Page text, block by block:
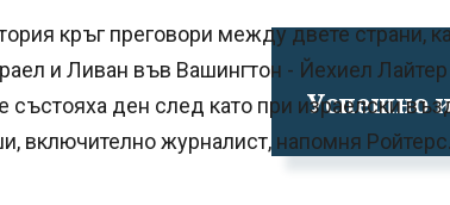
Успешно
кръг преговори между двете страни,
и Ливан във Вашингтон - Йехиел
състояха ден след като при израелски
включително журналист, напомня Ройтерс.